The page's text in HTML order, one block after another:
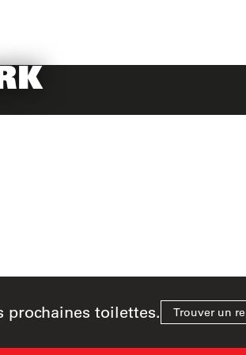
prochaines toilettes. Trouver un